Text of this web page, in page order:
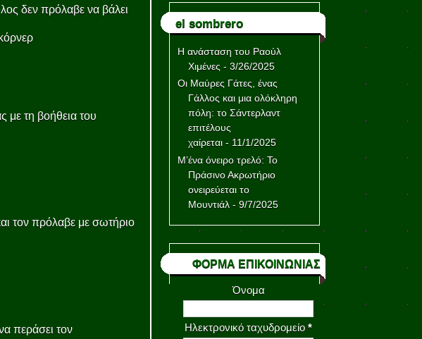
δεν πρόλαβε να βάλει
τη βοήθεια του
τον πρόλαβε με σωτήριο
περάσει τον
el sombrero
Η ανάσταση του Ραούλ
Χιμένες - 3/26/2025
Οι Μαύρες Γάτες, ένας
Γάλλος και μια ολόκληρη
πόλη: το Σάντερλαντ
επιτέλους
χαίρεται- 11/1/2025
Μ’ένα όνειρο τρελό: Το
Πράσινο Ακρωτήριο
ονειρεύεται το
Μουντιάλ- 9/7/2025
ΦΟΡΜΑ ΕΠΙΚΟΙΝΩΝΙΑΣ
Όνομα
Ηλεκτρονικό ταχυδρομείο *